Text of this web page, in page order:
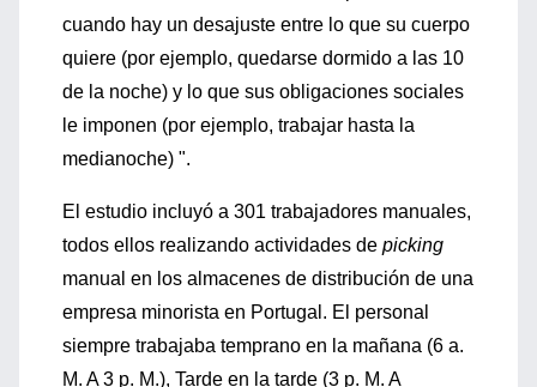
cuando hay un desajuste entre lo que su cuerpo
quiere (por ejemplo, quedarse dormido a las 10
de la noche) y lo que sus obligaciones sociales
le imponen (por ejemplo, trabajar hasta la
medianoche) ".
El estudio incluyó a 301 trabajadores manuales,
todos ellos realizando actividades de picking
manual en los almacenes de distribución de una
empresa minorista en Portugal. El personal
siempre trabajaba temprano en la mañana (6 a.
M. A 3 p. M.), Tarde en la tarde (3 p. M. A